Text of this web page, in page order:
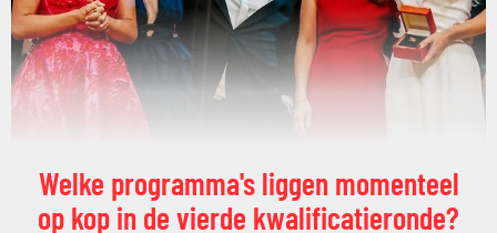
Welke programma's liggen momenteel
op kop in de vierde kwalificatieronde?